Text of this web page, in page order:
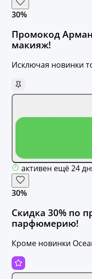
30%
Промокод
макияж!
Исключая новинки
активен ещё 24
30%
Скидка 30% по
парфюмерию!
Кроме новинки